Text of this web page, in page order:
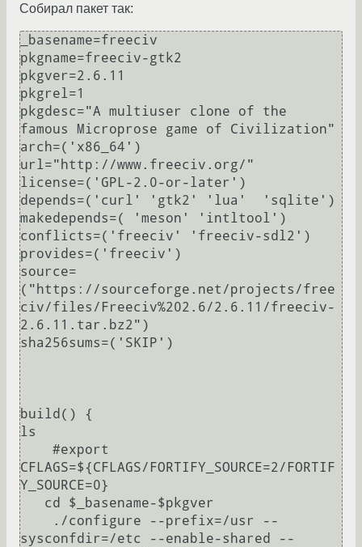
Собирал пакет так:
_basename=freeciv
pkgname=freeciv-gtk2
pkgver=2.6.11
pkgrel=1
pkgdesc="A multiuser clone of the
famous Microprose game of Civilization"
arch=('x86_64')
url="http://www.freeciv.org/"
license=('GPL-2.0-or-later')
depends=('curl' 'gtk2' 'lua'  'sqlite')
makedepends=( 'meson' 'intltool')
conflicts=('freeciv' 'freeciv-sdl2')
provides=('freeciv')
source=
("https://sourceforge.net/projects/free
civ/files/Freeciv%202.6/2.6.11/freeciv-
2.6.11.tar.bz2")
sha256sums=('SKIP')
build() {
ls
CFLAGS=${CFLAGS/FORTIFY_SOURCE=2/FORTIF
Y_SOURCE=0}
sysconfdir=/etc --enable-shared --